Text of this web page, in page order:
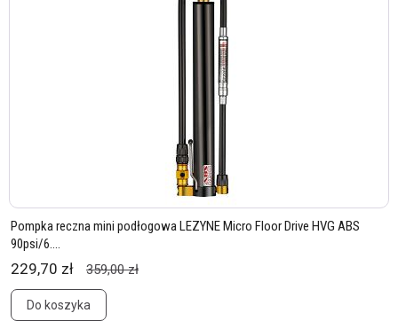
Pompka reczna mini podłogowa LEZYNE Micro Floor Drive HVG ABS
90psi/6....
229,70 zł 359,00 zł
Do koszyka